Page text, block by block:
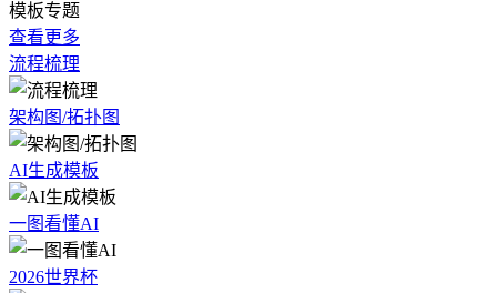
模板专题
查看更多
流程梳理
架构图/拓扑图
AI生成模板
一图看懂AI
2026世界杯